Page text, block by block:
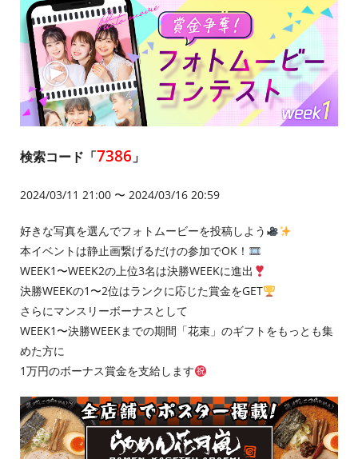
検索コード「7386 」
2024/03/11 21:00 〜 2024/03/16 20:59
好きな写真を選んでフォトムービーを投稿しよう
本イベントは静止画繋げるだけの参加でOK！
WEEK1〜WEEK2の上位3名は決勝WEEKに進出
決勝WEEKの1〜2位はランクに応じた賞金をGET
さらにマンスリーボーナスとして
WEEK1〜決勝WEEKまでの期間「花束」のギフトをもっとも集
めた方に
1万円のボーナス賞金を支給します